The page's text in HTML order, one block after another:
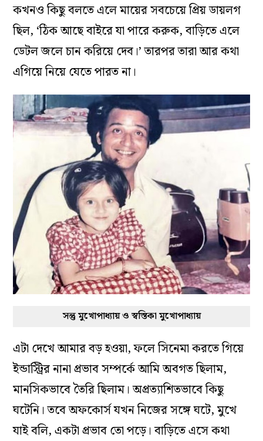
কখনও কিছু বলতে এলে মায়ের সবচেয়ে প্রিয় ডায়লগ
ছিল, ‘ঠিক আছে বাইরে যা পারে করুক, বাড়িতে এলে
ডেটল জলে চান করিয়ে দেব।’ তারপর তারা আর কথা
এগিয়ে নিয়ে যেতে পারত না।
সন্তু মুখোপাধ্যায় ও স্বস্তিকা মুখোপাধ্যায়
এটা দেখে আমার বড় হওয়া, ফলে সিনেমা করতে গিয়ে
ইন্ডাস্ট্রির নানা প্রভাব সম্পর্কে আমি অবগত ছিলাম,
মানসিকভাবে তৈরি ছিলাম। অপ্রত‌্যাশিতভাবে কিছু
ঘটেনি। তবে অফকোর্স যখন নিজের সঙ্গে ঘটে, মুখে
যাই বলি, একটা প্রভাব তো পড়ে। বাড়িতে এসে কথা